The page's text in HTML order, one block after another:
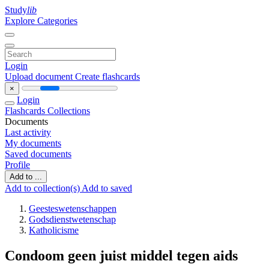
Studylib
Explore Categories
Login
Upload document Create flashcards
×
Login
Flashcards Collections
Documents
Last activity
My documents
Saved documents
Profile
Add to ...
Add to collection(s) Add to saved
Geesteswetenschappen
Godsdienstwetenschap
Katholicisme
Condoom geen juist middel tegen aids